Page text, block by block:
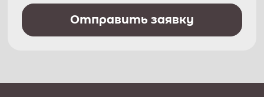
Отправить заявку